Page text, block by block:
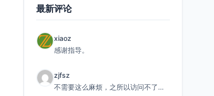
最新评论
xiaoz
感谢指导。
zjfsz
不需要这么麻烦，之所以访问不了，是由于非对称路由的问题，在爱快主路由添加一条静态路由192.168.